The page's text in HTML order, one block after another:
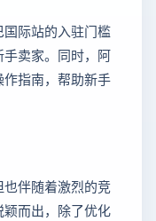
际站的入驻门槛
卖家。同时，阿
指南，帮助新手
伴随着激烈的竞
而出，除了优化